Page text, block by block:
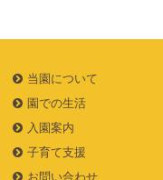
当園について
園での生活
入園案内
子育て支援
お問い合わせ